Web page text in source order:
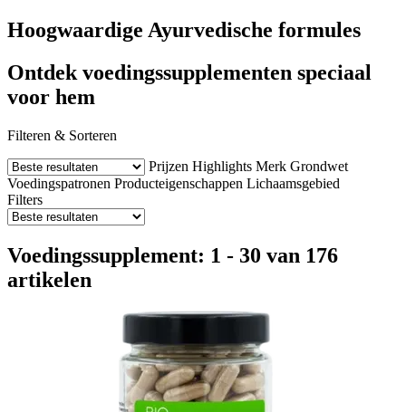
Hoogwaardige Ayurvedische formules
Ontdek voedingssupplementen speciaal
voor hem
Filteren & Sorteren
Prijzen Highlights Merk Grondwet
Voedingspatronen Producteigenschappen Lichaamsgebied
Filters
Voedingssupplement: 1 - 30 van 176
artikelen